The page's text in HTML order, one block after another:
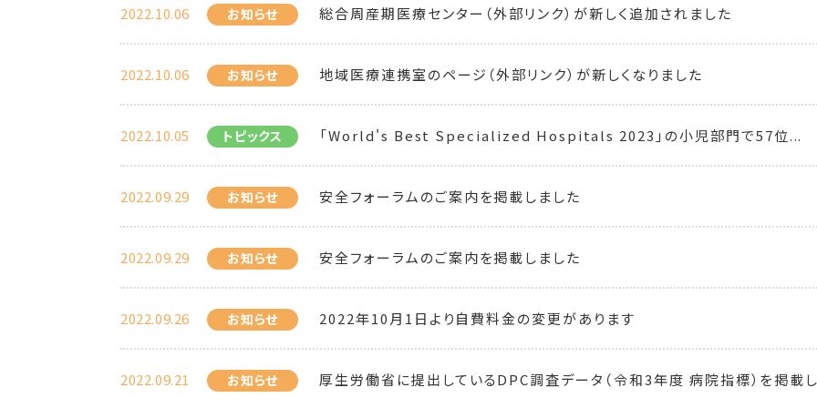
2022.10.06 お知らせ 総合周産期医療センター（外部リンク）が新しく追加されました
2022.10.06 お知らせ 地域医療連携室のページ（外部リンク）が新しくなりました
2022.10.05 トピックス 「World's Best Specialized Hospitals 2023」の小児部門で57位...
2022.09.29 お知らせ 安全フォーラムのご案内を掲載しました
2022.09.29 お知らせ 安全フォーラムのご案内を掲載しました
2022.09.26 お知らせ 2022年10月1日より自費料金の変更があります
2022.09.21 お知らせ 厚生労働省に提出しているDPC調査データ（令和3年度 病院指標）を掲載